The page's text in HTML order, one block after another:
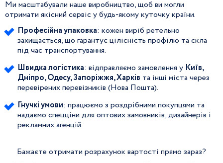
Ми масштабували наше виробництво, щоб ви могли
отримати якісний сервіс у будь-якому куточку країни.
Професійна упаковка: кожен виріб ретельно
захищається, що гарантує цілісність профілю та скла
під час транспортування.
Швидка логістика: відправляємо замовлення у Київ,
Дніпро, Одесу, Запоріжжя, Харків та інші міста через
перевірених перевізників (Нова Пошта).
Гнучкі умови: працюємо з роздрібними покупцями та
надаємо спецціни для оптових замовників, дизайнерів і
рекламних агенцій.
Бажаєте отримати розрахунок вартості прямо зараз?